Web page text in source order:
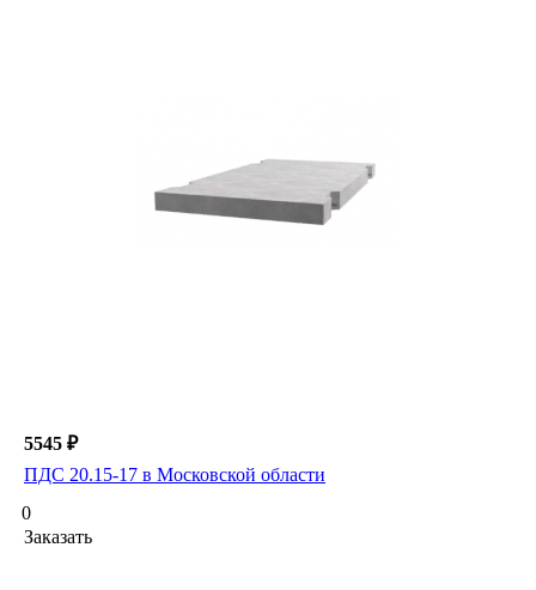
5545 ₽
ПДС 20.15-17 в Московской области
0
Заказать